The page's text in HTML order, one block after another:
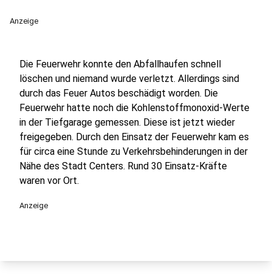
Anzeige
Die Feuerwehr konnte den Abfallhaufen schnell
löschen und niemand wurde verletzt. Allerdings sind
durch das Feuer Autos beschädigt worden. Die
Feuerwehr hatte noch die Kohlenstoffmonoxid-Werte
in der Tiefgarage gemessen. Diese ist jetzt wieder
freigegeben. Durch den Einsatz der Feuerwehr kam es
für circa eine Stunde zu Verkehrsbehinderungen in der
Nähe des Stadt Centers. Rund 30 Einsatz-Kräfte
waren vor Ort.
Anzeige